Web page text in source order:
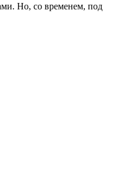
Но, со временем, под